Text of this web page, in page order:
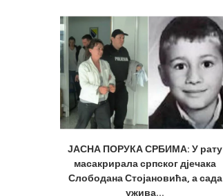
ЈАСНА ПОРУКА СРБИМА: У рату
масакрирала српског дјечака
Слободана Стојановића, а сада
ужива...